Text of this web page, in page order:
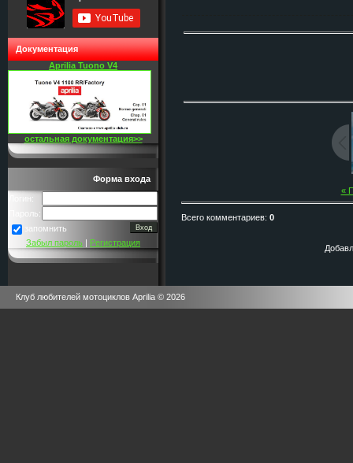
Документация
Aprilia Tuono V4
остальная документация>>
Форма входа
Логин:
Пароль:
запомнить
Забыл пароль | Регистрация
«
Всего комментариев: 0
Клуб любителей мотоциклов Aprilia © 2026